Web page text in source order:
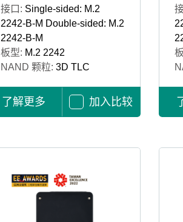
接口: Single-sided: M.2
2242-B-M Double-sided: M.2
2242-B-M
板型: M.2 2242
NAND 颗粒: 3D TLC
了解更多 加入比较